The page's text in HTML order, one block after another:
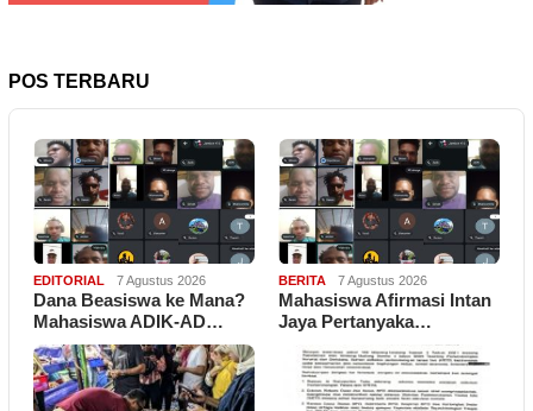
POS TERBARU
EDITORIAL 7 Agustus 2026
Dana Beasiswa ke Mana?
Mahasiswa ADIK-AD…
BERITA 7 Agustus 2026
Mahasiswa Afirmasi Intan
Jaya Pertanyaka…